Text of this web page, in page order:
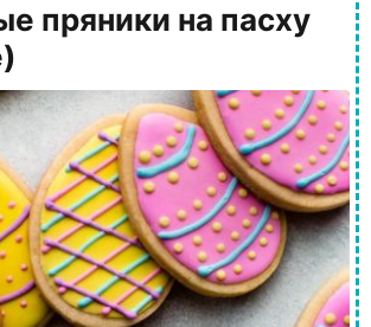
пряники на пасху